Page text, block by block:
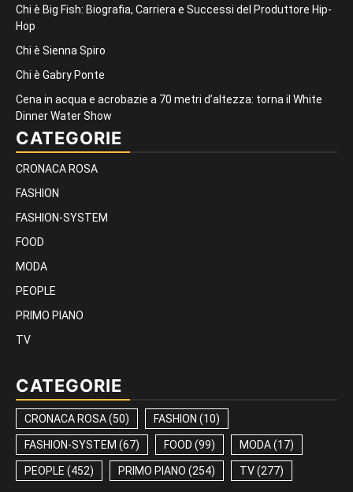
Chi è Big Fish: Biografia, Carriera e Successi del Produttore Hip-
Hop
Chi è Sienna Spiro
Chi è Gabry Ponte
Cena in acqua e acrobazie a 70 metri d’altezza: torna il White
Dinner Water Show
CATEGORIE
CRONACA ROSA
FASHION
FASHION-SYSTEM
FOOD
MODA
PEOPLE
PRIMO PIANO
TV
CATEGORIE
CRONACA ROSA(50) FASHION (10)
FASHION-SYSTEM (67) FOOD (99) MODA(17)
PEOPLE (452) PRIMO PIANO (254) TV(277)